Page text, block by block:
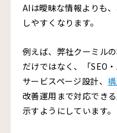
AIは曖昧な情報よりも
しやすくなります。
例えば、弊社クーミル
だけではなく、「SEO
サービスページ設計、
改善運用まで対応でき
示すようにしています。